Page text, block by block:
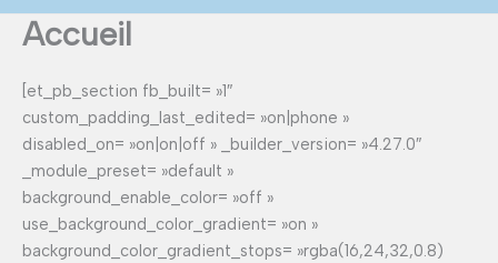
Accueil
[et_pb_section fb_built= »1″
custom_padding_last_edited= »on|phone »
disabled_on= »on|on|off » _builder_version= »4.27.0″
_module_preset= »default »
background_enable_color= »off »
use_background_color_gradient= »on »
background_color_gradient_stops= »rgba(16,24,32,0.8)